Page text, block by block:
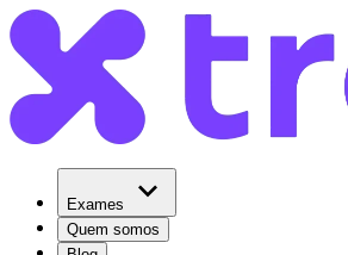
Exames
Quem somos